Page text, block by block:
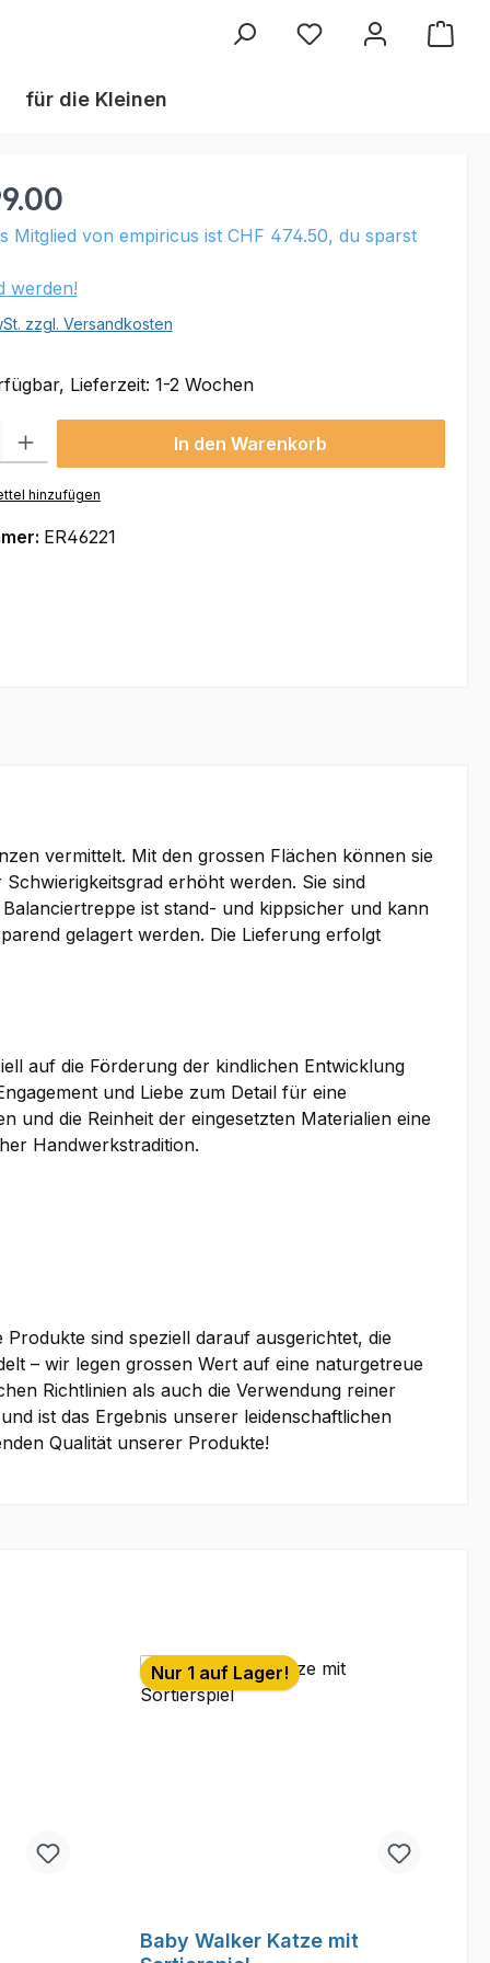
Du hast 0 Produkte
für die Kleinen
Mitglied von empiricus ist CHF 474.50, du sparst
werden!
zzgl. Versandkosten
Lieferzeit: 1-2 Wochen
In den Warenkorb
hinzufügen
ER46221
vermittelt. Mit den grossen Flächen können sie
erhöht werden. Sie sind
ist stand- und kippsicher und kann
gelagert werden. Die Lieferung erfolgt
auf die Förderung der kindlichen Entwicklung
und Liebe zum Detail für eine
und die Reinheit der eingesetzten Materialien eine
Handwerkstradition.
sind speziell darauf ausgerichtet, die
– wir legen grossen Wert auf eine naturgetreue
Richtlinien als auch die Verwendung reiner
ist das Ergebnis unserer leidenschaftlichen
Qualität unserer Produkte!
Nur 1 auf Lager!
Baby Walker Katze mit